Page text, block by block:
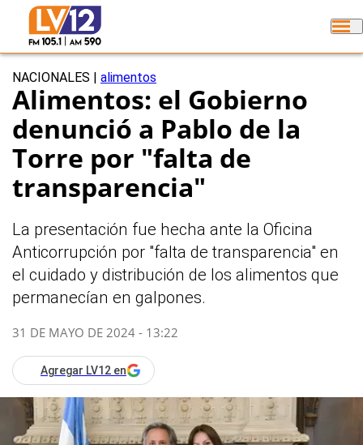
NACIONALES alimentos
Alimentos: el Gobierno
denunció a Pablo de la
Torre por "falta de
transparencia"
La presentación fue hecha ante la Oficina
Anticorrupción por "falta de transparencia" en
el cuidado y distribución de los alimentos que
permanecían en galpones.
31 DE MAYO DE 2024 - 13:22
Agregar LV12 en